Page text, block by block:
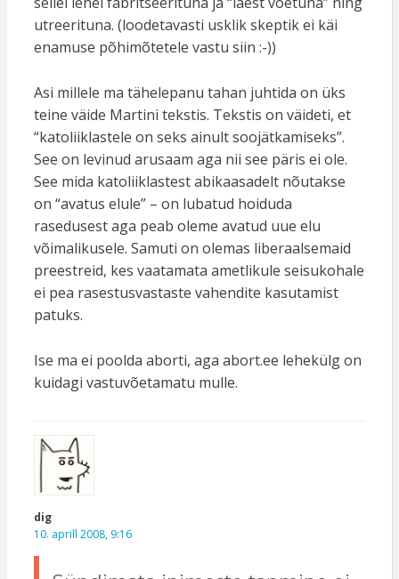
utreerituna. (loodetavasti usklik skeptik ei käi
enamuse põhimõtetele vastu siin :-))
Asi millele ma tähelepanu tahan juhtida on üks
teine väide Martini tekstis. Tekstis on väideti, et
“katoliiklastele on seks ainult soojätkamiseks”.
See on levinud arusaam aga nii see päris ei ole.
See mida katoliiklastest abikaasadelt nõutakse
on “avatus elule” – on lubatud hoiduda
rasedusest aga peab oleme avatud uue elu
võimalikusele. Samuti on olemas liberaalsemaid
preestreid, kes vaatamata ametlikule seisukohale
ei pea rasestusvastaste vahendite kasutamist
patuks.
Ise ma ei poolda aborti, aga abort.ee lehekülg on
kuidagi vastuvõetamatu mulle.
dig
10. aprill 2008, 9:16